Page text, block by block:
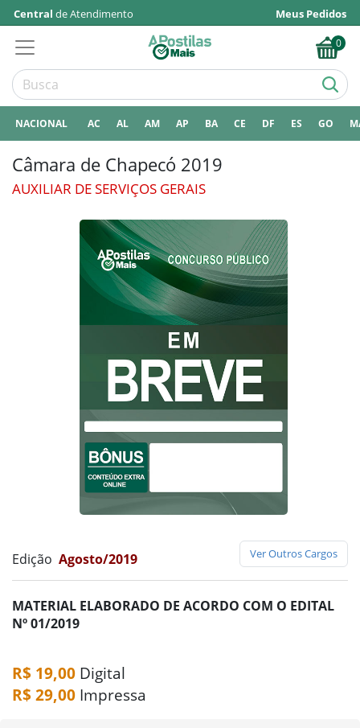
Central de Atendimento Meus Pedidos
0
NACIONAL AC AL AM AP BA CE DF ES GO
Câmara de Chapecó 2019
AUXILIAR DE SERVIÇOS GERAIS
Edição Agosto/2019 Ver Outros Cargos
MATERIAL ELABORADO DE ACORDO COM O EDITAL
Nº 01/2019
R$ 19,00 Digital
R$ 29,00 Impressa